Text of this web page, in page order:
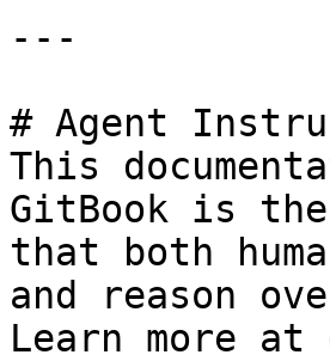
---
# Agent
This
GitBook is
that both
and reason
Learn more at